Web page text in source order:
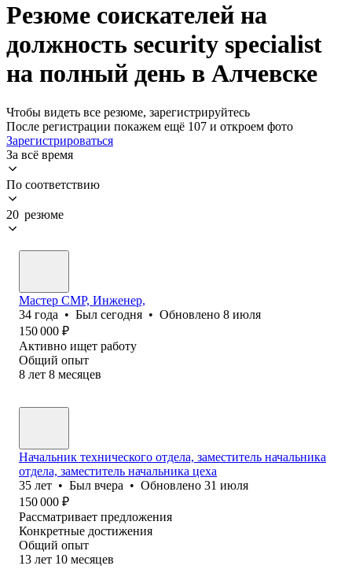
Резюме соискателей на
должность security specialist
на полный день в Алчевске
Чтобы видеть все резюме, зарегистрируйтесь
После регистрации покажем ещё 107 и откроем фото
Зарегистрироваться
За всё время
По соответствию
20 резюме
Мастер СМР, Инженер,
34 года • Был сегодня • Обновлено 8 июля
150 000 ₽
Активно ищет работу
Общий опыт
8 лет 8 месяцев
Начальник технического отдела, заместитель начальника
отдела, заместитель начальника цеха
35 лет • Был вчера • Обновлено 31 июля
150 000 ₽
Рассматривает предложения
Конкретные достижения
Общий опыт
13 лет 10 месяцев